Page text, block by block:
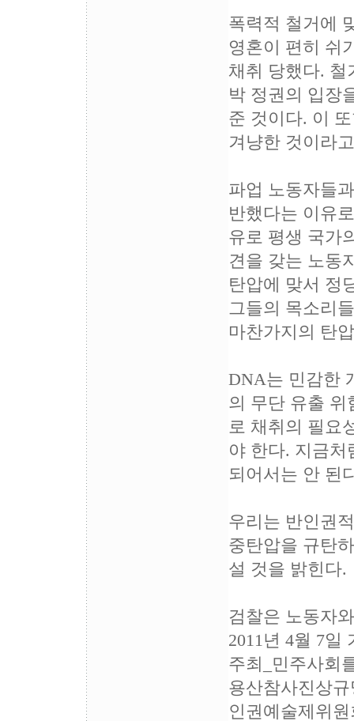
폭력적 철거에
영혼이 편히 쉬
채취 당했다. 철
박 정권의 입장
준 것이다. 이
겨냥한 것이라
파업 노동자들
반했다는 이유
유로 평생 국가
견을 갖는 노동
탄압에 맞서 정
그들의 목소리
마찬가지의 탄
DNA는 민감한
의 무단 유출 위
로 채취의 필요
야 한다. 지금
되어서는 안 된
우리는 반인권
중탄압을 규탄
설 것을 밝힌다.
검찰은 노동자
2011년 4월 7일
주최_민주사회
용산참사진상
인권예술제위